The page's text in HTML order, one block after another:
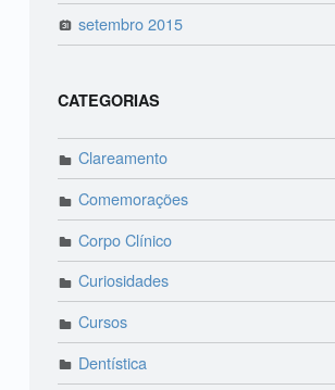
setembro 2015
CATEGORIAS
Clareamento
Comemorações
Corpo Clínico
Curiosidades
Cursos
Dentística